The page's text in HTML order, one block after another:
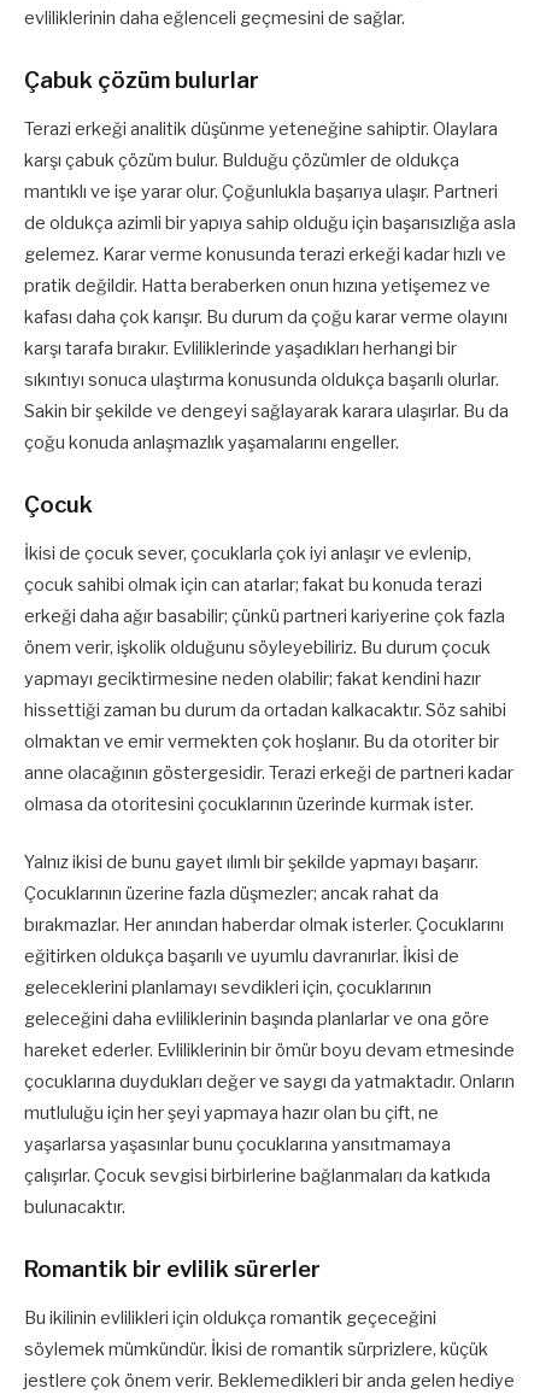
evliliklerinin daha eğlenceli geçmesini de sağlar.
Çabuk çözüm bulurlar
Terazi erkeği analitik düşünme yeteneğine sahiptir. Olaylara
karşı çabuk çözüm bulur. Bulduğu çözümler de oldukça
mantıklı ve işe yarar olur. Çoğunlukla başarıya ulaşır. Partneri
de oldukça azimli bir yapıya sahip olduğu için başarısızlığa asla
gelemez. Karar verme konusunda terazi erkeği kadar hızlı ve
pratik değildir. Hatta beraberken onun hızına yetişemez ve
kafası daha çok karışır. Bu durum da çoğu karar verme olayını
karşı tarafa bırakır. Evliliklerinde yaşadıkları herhangi bir
sıkıntıyı sonuca ulaştırma konusunda oldukça başarılı olurlar.
Sakin bir şekilde ve dengeyi sağlayarak karara ulaşırlar. Bu da
çoğu konuda anlaşmazlık yaşamalarını engeller.
Çocuk
İkisi de çocuk sever, çocuklarla çok iyi anlaşır ve evlenip,
çocuk sahibi olmak için can atarlar; fakat bu konuda terazi
erkeği daha ağır basabilir; çünkü partneri kariyerine çok fazla
önem verir, işkolik olduğunu söyleyebiliriz. Bu durum çocuk
yapmayı geciktirmesine neden olabilir; fakat kendini hazır
hissettiği zaman bu durum da ortadan kalkacaktır. Söz sahibi
olmaktan ve emir vermekten çok hoşlanır. Bu da otoriter bir
anne olacağının göstergesidir. Terazi erkeği de partneri kadar
olmasa da otoritesini çocuklarının üzerinde kurmak ister.
Yalnız ikisi de bunu gayet ılımlı bir şekilde yapmayı başarır.
Çocuklarının üzerine fazla düşmezler; ancak rahat da
bırakmazlar. Her anından haberdar olmak isterler. Çocuklarını
eğitirken oldukça başarılı ve uyumlu davranırlar. İkisi de
geleceklerini planlamayı sevdikleri için, çocuklarının
geleceğini daha evliliklerinin başında planlarlar ve ona göre
hareket ederler. Evliliklerinin bir ömür boyu devam etmesinde
çocuklarına duydukları değer ve saygı da yatmaktadır. Onların
mutluluğu için her şeyi yapmaya hazır olan bu çift, ne
yaşarlarsa yaşasınlar bunu çocuklarına yansıtmamaya
çalışırlar. Çocuk sevgisi birbirlerine bağlanmaları da katkıda
bulunacaktır.
Romantik bir evlilik sürerler
Bu ikilinin evlilikleri için oldukça romantik geçeceğini
söylemek mümkündür. İkisi de romantik sürprizlere, küçük
jestlere çok önem verir. Beklemedikleri bir anda gelen hediye